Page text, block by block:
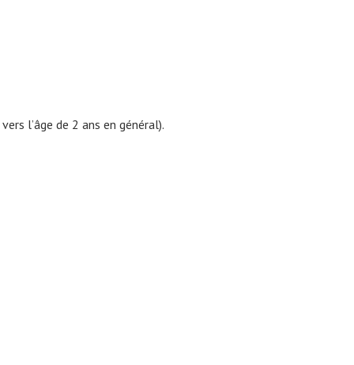
l’âge de 2 ans en général).